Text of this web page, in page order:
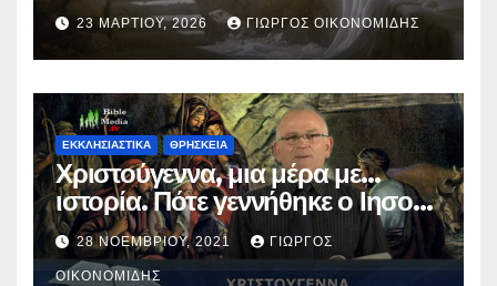
23 ΜΑΡΤΊΟΥ, 2026 ΓΙΏΡΓΟΣ ΟΙΚΟΝΟΜΊΔΗΣ
ΕΚΚΛΗΣΙΑΣΤΙΚΑ ΘΡΗΣΚΕΙΑ
Χριστούγεννα, μια μέρα με…
ιστορία. Πότε γεννήθηκε ο Ιησούς
Χριστός; (Βίντεο).
28 ΝΟΕΜΒΡΊΟΥ, 2021 ΓΙΏΡΓΟΣ
ΟΙΚΟΝΟΜΊΔΗΣ